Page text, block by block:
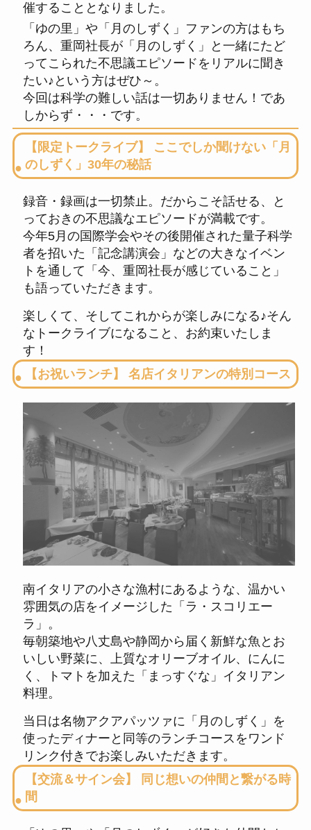
催することとなりました。
「ゆの里」や「月のしずく」ファンの方はもち
ろん、重岡社長が「月のしずく」と一緒にたど
ってこられた不思議エピソードをリアルに聞き
たい♪という方はぜひ～。
今回は科学の難しい話は一切ありません！であ
しからず・・・です。
【限定トークライブ】 ここでしか聞けない「月
のしずく」30年の秘話
録音・録画は一切禁止。だからこそ話せる、と
っておきの不思議なエピソードが満載です。
今年5月の国際学会やその後開催された量子科学
者を招いた「記念講演会」などの大きなイベン
トを通して「今、重岡社長が感じていること」
も語っていただきます。
楽しくて、そしてこれからが楽しみになる♪そん
なトークライブになること、お約束いたしま
す！
【お祝いランチ】 名店イタリアンの特別コース
南イタリアの小さな漁村にあるような、温かい
雰囲気の店をイメージした「ラ・スコリエー
ラ」。
毎朝築地や八丈島や静岡から届く新鮮な魚とお
いしい野菜に、上質なオリーブオイル、にんに
く、トマトを加えた「まっすぐな」イタリアン
料理。
当日は名物アクアパッツァに「月のしずく」を
使ったディナーと同等のランチコースをワンド
リンク付きでお楽しみいただきます。
【交流＆サイン会】 同じ想いの仲間と繋がる時
間